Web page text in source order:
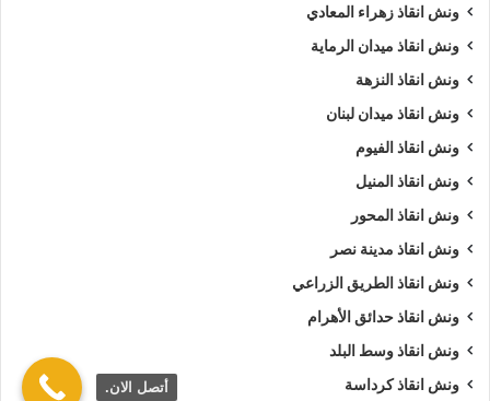
ونش انقاذ زهراء المعادي
ونش انقاذ ميدان الرماية
ونش انقاذ النزهة
ونش انقاذ ميدان لبنان
ونش انقاذ الفيوم
ونش انقاذ المنيل
ونش انقاذ المحور
ونش انقاذ مدينة نصر
ونش انقاذ الطريق الزراعي
ونش انقاذ حدائق الأهرام
ونش انقاذ وسط البلد
ونش انقاذ كرداسة
أتصل الان.